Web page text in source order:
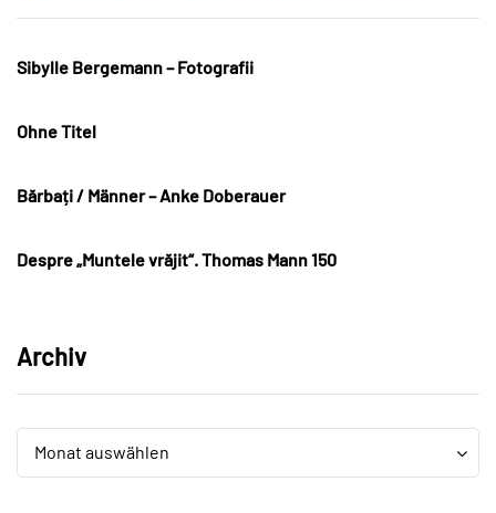
Sibylle Bergemann – Fotografii
Ohne Titel
Bărbați / Männer – Anke Doberauer
Despre „Muntele vrăjit“. Thomas Mann 150
Archiv
Archiv
Monat auswählen
Archiv